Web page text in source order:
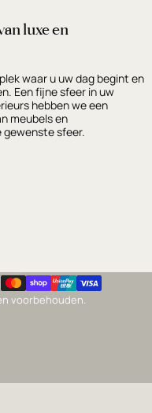
luxe en
waar u uw dag begint en
Een fijne sfeer in uw
hebben we een
meubels en
gewenste sfeer.
voorbehouden.